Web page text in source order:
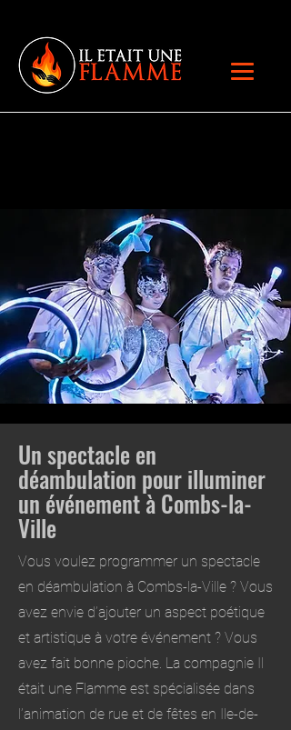
Un spectacle en
déambulation pour illuminer
un événement à Combs-la-
Ville
Vous voulez programmer un spectacle
en déambulation à Combs-la-Ville ? Vous
avez envie d’ajouter un aspect poétique
et artistique à votre événement ? Vous
avez fait bonne pioche. La compagnie Il
était une Flamme est spécialisée dans
l’animation de rue et de fêtes en Ile-de-